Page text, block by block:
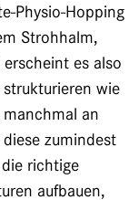
Physio-Hopping
Strohhalm,
es also
wie
an
zumindest
richtige
aufbauen,